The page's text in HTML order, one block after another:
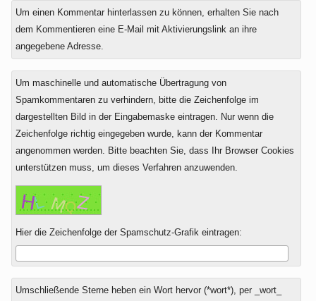
Um einen Kommentar hinterlassen zu können, erhalten Sie nach
dem Kommentieren eine E-Mail mit Aktivierungslink an ihre
angegebene Adresse.
Um maschinelle und automatische Übertragung von
Spamkommentaren zu verhindern, bitte die Zeichenfolge im
dargestellten Bild in der Eingabemaske eintragen. Nur wenn die
Zeichenfolge richtig eingegeben wurde, kann der Kommentar
angenommen werden. Bitte beachten Sie, dass Ihr Browser Cookies
unterstützen muss, um dieses Verfahren anzuwenden.
Hier die Zeichenfolge der Spamschutz-Grafik eintragen:
Umschließende Sterne heben ein Wort hervor (*wort*), per _wort_